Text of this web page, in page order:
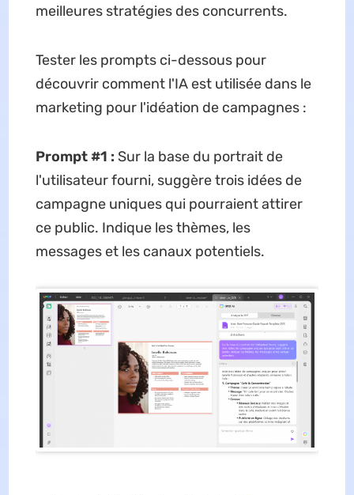
meilleures stratégies des concurrents.
Tester les prompts ci-dessous pour
découvrir comment l'IA est utilisée dans le
marketing pour l'idéation de campagnes :
Prompt #1 : Sur la base du portrait de
l'utilisateur fourni, suggère trois idées de
campagne uniques qui pourraient attirer
ce public. Indique les thèmes, les
messages et les canaux potentiels.